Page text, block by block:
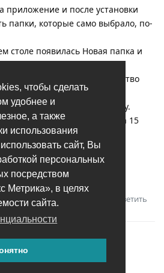
чтобы сделать
удобнее и
а также
использования
сайт, Вы
персональных
посредством
Метрика», в целях
сайта.
приложение и после установки
папки, которые само выбрало, по-
столе появилась Новая папка и
закончилось.
- там было множество
разные пиктограммы.
программу и эту Новую папку.
что удаляются порядка 15
скажите, что за файлы я
программы?
Ответить
сообщение.